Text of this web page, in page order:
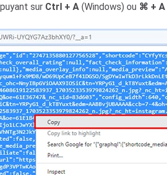
sur Ctrl + A (Windows) ou ⌘ + A